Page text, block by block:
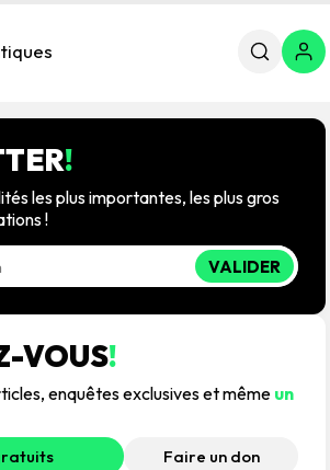
!
les plus importantes, les plus gros
!
VALIDER
VOUS!
enquêtes exclusives et mêmeun
Faire un don